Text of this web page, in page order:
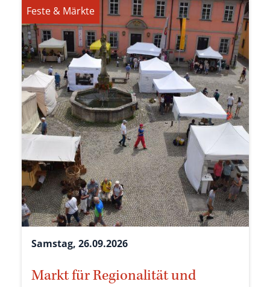
Feste & Märkte
Samstag, 26.09.2026
Markt für Regionalität und